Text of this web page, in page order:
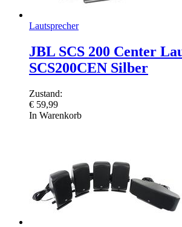
Lautsprecher
JBL SCS 200 Center
SCS200CEN Silber
Zustand:
€ 59,99
In Warenkorb